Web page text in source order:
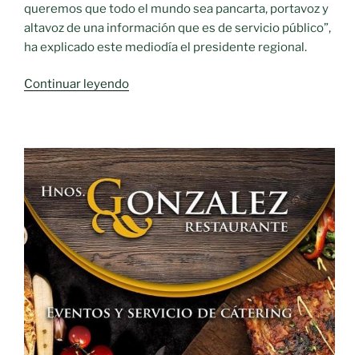
queremos que todo el mundo sea pancarta, portavoz y
altavoz de una información que es de servicio público”,
ha explicado este mediodía el presidente regional.
Continuar leyendo«Castilla-
este
martes
casi
dos
millones
de
SMS
para
informar
sobre